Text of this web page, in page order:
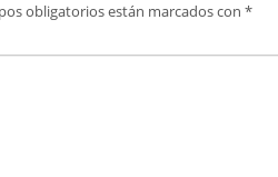
obligatorios están marcados con *